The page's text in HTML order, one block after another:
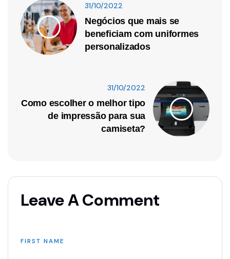
31/10/2022
Negócios que mais se
beneficiam com uniformes
personalizados
31/10/2022
Como escolher o melhor tipo
de impressão para sua
camiseta?
Leave A Comment
FIRST NAME